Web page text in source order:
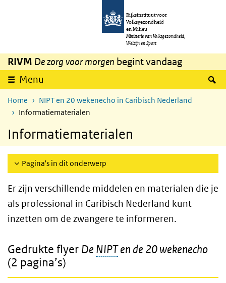
Overslaan en naar de inhoud gaan
Rijksinstituut voor
Volksgezondheid
en Milieu
Ministerie van Volksgezondheid,
Welzijn en Sport
RIVM De zorg voor morgen begint vandaag
Menu
Home
NIPT en 20 wekenecho in Caribisch Nederland
Informatiematerialen
Informatiematerialen
Pagina's in dit onderwerp
Er zijn verschillende middelen en materialen die je
als professional in Caribisch Nederland kunt
inzetten om de zwangere te informeren.
Gedrukte flyer De NIPTen de 20 wekenecho
(2 pagina’s)